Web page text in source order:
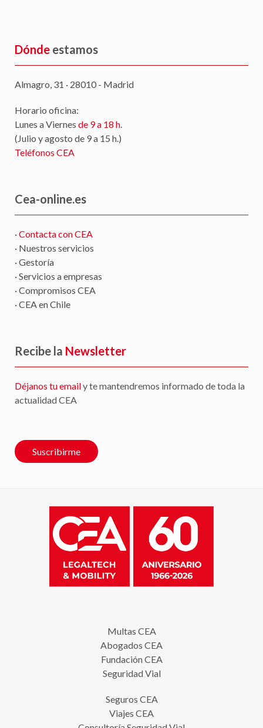
Dónde estamos
Almagro, 31 · 28010 - Madrid
Horario oficina:
Lunes a Viernes de 9 a 18 h.
(Julio y agosto de 9 a 15 h.)
Teléfonos CEA
Cea-online.es
·Contacta con CEA
· Nuestros servicios
· Gestoría
· Servicios a empresas
· Compromisos CEA
· CEA en Chile
Recibe la Newsletter
Déjanos tu emaily te mantendremos informado de toda la
actualidad CEA
Suscribirme
Multas CEA
Abogados CEA
Fundación CEA
Seguridad Vial
Seguros CEA
Viajes CEA